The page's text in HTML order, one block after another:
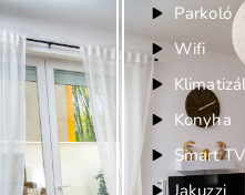
Parkoló
Wifi
Konyha
Smart TV
Jakuzzi